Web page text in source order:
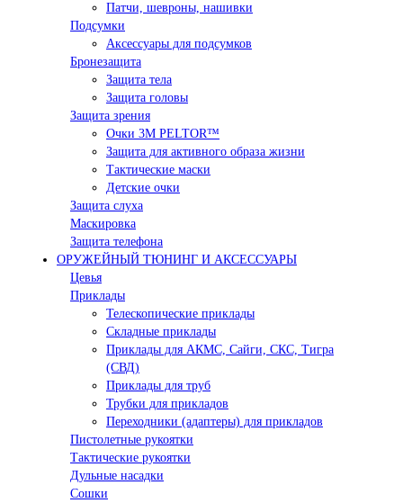
Патчи, шевроны, нашивки
Подсумки
Аксессуары для подсумков
Бронезащита
Защита тела
Защита головы
Защита зрения
Очки 3М PELTOR™
Защита для активного образа жизни
Тактические маски
Детские очки
Защита слуха
Маскировка
Защита телефона
ОРУЖЕЙНЫЙ ТЮНИНГ И АКСЕССУАРЫ
Цевья
Приклады
Телескопические приклады
Складные приклады
Приклады для АКМС, Сайги, СКС, Тигра
(СВД)
Приклады для труб
Трубки для прикладов
Переходники (адаптеры) для прикладов
Пистолетные рукоятки
Тактические рукоятки
Дульные насадки
Сошки